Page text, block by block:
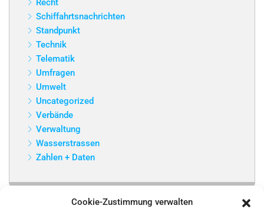
Cookie-Zustimmung verwalten
Recht
Schiffahrtsnachrichten
Standpunkt
Technik
Telematik
Umfragen
Umwelt
Uncategorized
Verbände
Verwaltung
Wasserstrassen
Zahlen + Daten